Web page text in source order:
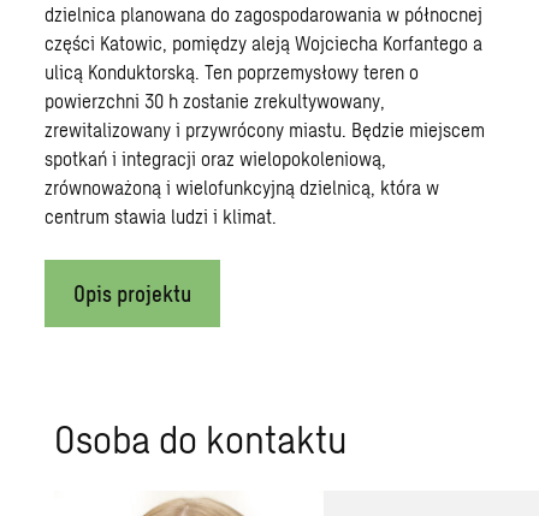
dzielnica planowana do zagospodarowania w północnej
części Katowic, pomiędzy aleją Wojciecha Korfantego a
ulicą Konduktorską. Ten poprzemysłowy teren o
powierzchni 30 h zostanie zrekultywowany,
zrewitalizowany i przywrócony miastu. Będzie miejscem
spotkań i integracji oraz wielopokoleniową,
zrównoważoną i wielofunkcyjną dzielnicą, która w
centrum stawia ludzi i klimat.
Opis projektu
Osoba do kontaktu